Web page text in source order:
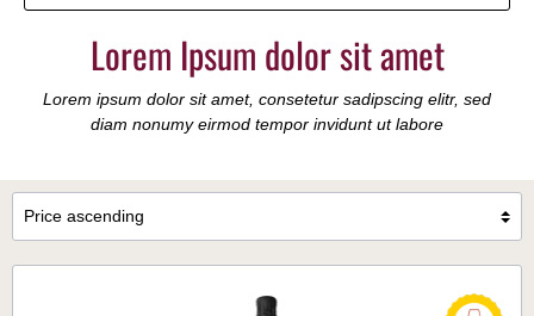
Lorem Ipsum dolor sit amet
Lorem ipsum dolor sit amet, consetetur sadipscing elitr, sed
diam nonumy eirmod tempor invidunt ut labore